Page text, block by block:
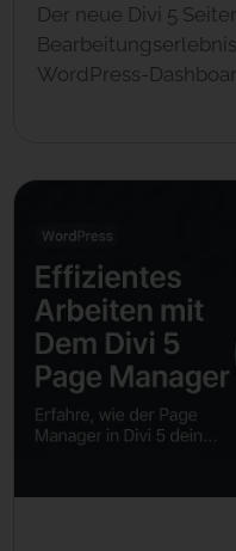
Der neue Divi 5
WordPress-